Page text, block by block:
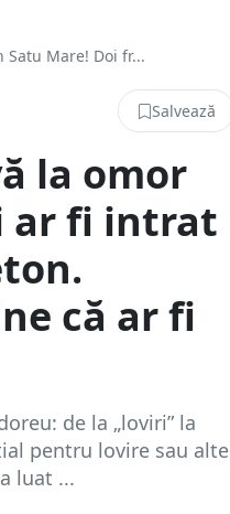
Satu Mare! Doi fr...
Salvează
la omor
ar fi intrat
că ar fi
de la „loviri” la
pentru lovire sau alte
luat ...